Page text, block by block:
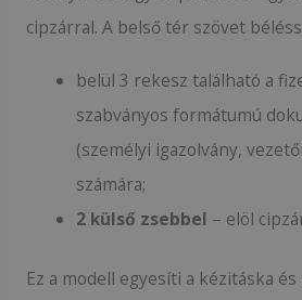
cipzárral. A belső tér szövet
belül 3 rekesz található a
szabványos formátumú
(személyi igazolvány,
számára;
2 külső zsebbel – elöl
Ez a modell egyesíti a kézitáska